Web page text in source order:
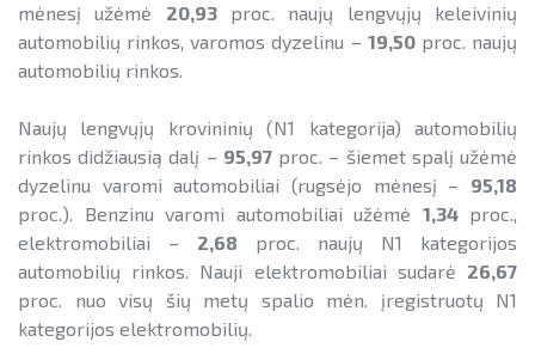
mėnesį užėmė 20,93proc. naujų lengvųjų keleivinių
automobilių rinkos, varomos dyzelinu – 19,50proc. naujų
automobilių rinkos.
Naujų lengvųjų krovininių (N1 kategorija) automobilių
rinkos didžiausią dalį – 95,97proc. – šiemet spalį užėmė
dyzelinu varomi automobiliai (rugsėjo mėnesį – 95,18
proc.). Benzinu varomi automobiliai užėmė 1,34proc.,
elektromobiliai – 2,68 proc. naujų N1 kategorijos
automobilių rinkos. Nauji elektromobiliai sudarė 26,67
proc. nuo visų šių metų spalio mėn. įregistruotų N1
kategorijos elektromobilių.